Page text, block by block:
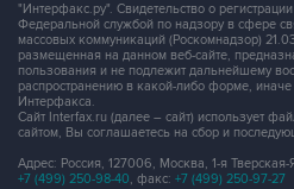
"Интерфакс.ру". Свидетельство о
Федеральной службой по надзору в сфере
массовых коммуникаций (Роскомнадзор)
размещенная на данном веб-сайте,
пользования и не подлежит дальнейшему
распространению в какой-либо форме,
Интерфакса.
Сайт Interfax.ru (далее – сайт) использует
сайтом, Вы соглашаетесь на сбор и
Адрес: Россия, 127006, Москва, 1-я Тверская-
+7 (499) 250-98-40, факс: +7 (499) 250-97-27